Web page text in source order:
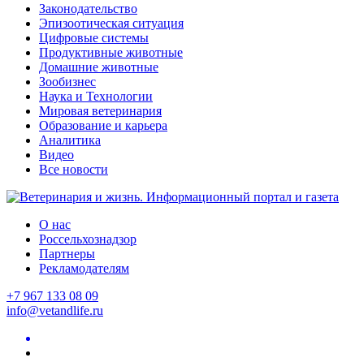
Законодательство
Эпизоотическая ситуация
Цифровые системы
Продуктивные животные
Домашние животные
Зообизнес
Наука и Технологии
Мировая ветеринария
Образование и карьера
Аналитика
Видео
Все новости
О нас
Россельхознадзор
Партнеры
Рекламодателям
+7 967 133 08 09
info@vetandlife.ru